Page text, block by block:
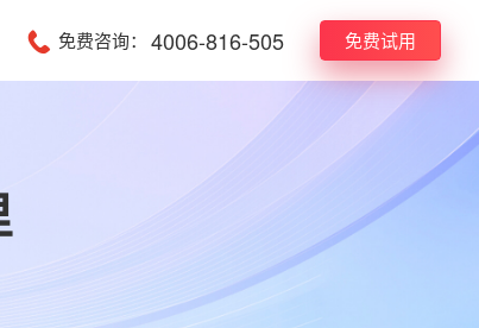
免费咨询： 4006-816-505 免费试用